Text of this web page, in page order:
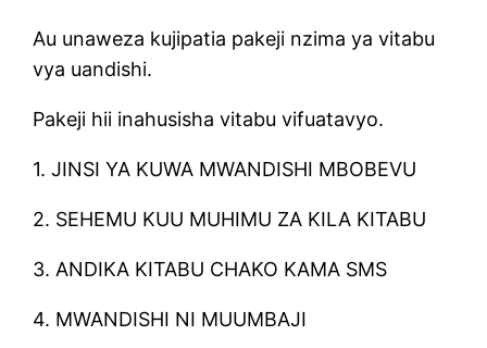
Au unaweza kujipatia pakeji nzima ya vitabu
vya uandishi.
Pakeji hii inahusisha vitabu vifuatavyo.
1. JINSI YA KUWA MWANDISHI MBOBEVU
2. SEHEMU KUU MUHIMU ZA KILA KITABU
3. ANDIKA KITABU CHAKO KAMA SMS
4. MWANDISHI NI MUUMBAJI